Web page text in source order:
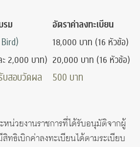
รม
อัตราค่าลงทะเบียน
18,000 บาท (16 หัวข้อ)
2,000 บาท) 20,000 บาท (16 หัวข้อ)
บสอบวัดผล 500 บาท
หน่วยงานราชการที่ได้รับอนุมัติจากผู้
ธิเบิกค่าลงทะเบียนได้ตามระเบียบ